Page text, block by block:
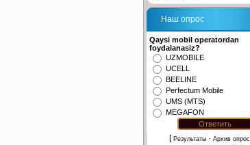
Наш опрос
Qaysi mobil operatordan
foydalanasiz?
UZMOBILE
UCELL
BEELINE
Perfectum Mobile
UMS (MTS)
MEGAFON
[ Результаты · Архив